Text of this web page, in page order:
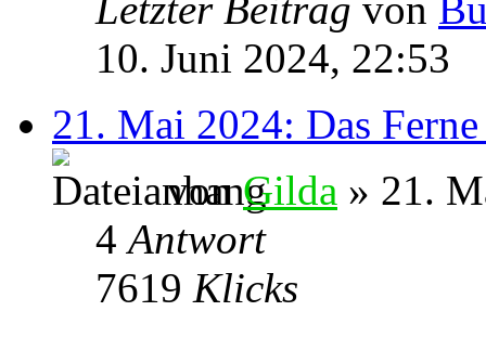
10. Juni 2024, 22:53
21. Mai 2024: Das
vonGilda » 21.
4Antwort
7619 Klicks